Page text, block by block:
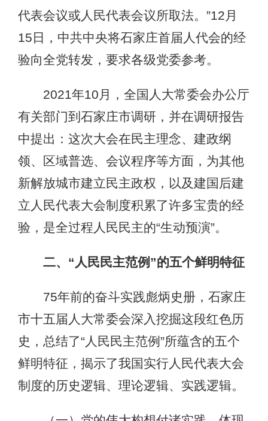
代表会议或人民代表会议所取法。”12月
15日，中共中央将石家庄首届人代会的经
验向全党转发，要求各级党委参考。
2021年10月，全国人大常委会办公厅
有关部门到石家庄市调研，并在调研报告
中提出：这次大会在民主理念、建政纲
领、区域普选、会议程序等方面，为其他
新解放城市建立民主政权，以及建国后建
立人民代表大会制度积累了许多宝贵的经
验，是全过程人民民主的“生动预演”。
二、“人民民主范例”的五个鲜明特征
75年前的奋斗实践彪炳史册，石家庄
市十五届人大常委会深入挖掘这段红色历
史，总结了“人民民主范例”所蕴含的五个
鲜明特征，揭示了我国实行人民代表大会
制度的历史逻辑、理论逻辑、实践逻辑。